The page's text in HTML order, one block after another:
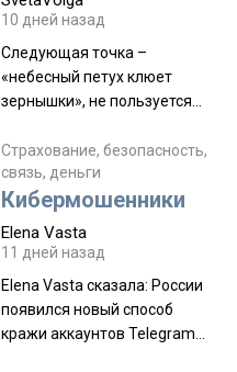
семьи, из тех, кого называют
"вязаные кипы". С 2022-го
10 дней назад
Следующая точка –
«небесный петух клюет
зернышки», не пользуется
заслужено, и чтобы попасть
на начало тропы показали
водителю карту, иначе
Пошли туда, потому что я
отзывов. По мне – сплошная
физуха, долгий спуск, потом
подъем по этому же пути.
Страхование, безопасность,
связь, деньги
Кибермошенники
Elena Vasta
11 дней назад
Elena Vasta сказалa: России
появился новый способ
кражи аккаунтов Telegram